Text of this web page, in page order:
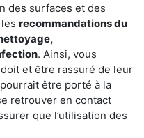
des surfaces et des
recommandations du
. Ainsi, vous
et être rassuré de leur
être porté à la
retrouver en contact
que l’utilisation des